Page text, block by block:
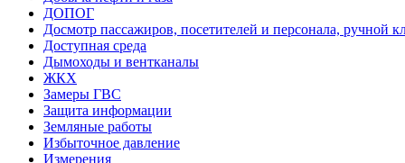
ДОПОГ
Досмотр пассажиров, посетителей и персонала, ручной
Доступная среда
Дымоходы и вентканалы
ЖКХ
Замеры ГВС
Защита информации
Земляные работы
Избыточное давление
Измерения